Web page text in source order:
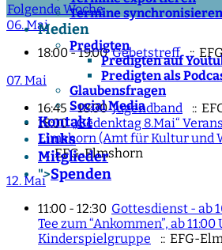
Termine synchronisieren
Medien
Predigten
Predigten auf
Predigten als
Glaubensfragen
Social Media
Kontakt
Links
Mitglieder
">Spenden
Folgende Woche
06. Mai
18:00 - 19:00Gebetstreff ::
07. Mai
16:45 - 18:00Jugendband
::
18:00„Gedenktag 8.Mai“
Elmshorn (Amt für Kultur und
:: EFG-Elmshorn
12. Mai
11:00 - 12:30 Gottesdienst - ab
Tee zum “Ankommen”, ab 11:00
Kinderspielgruppe
:: EFG-